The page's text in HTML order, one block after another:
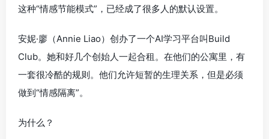
这种“情感节能模式”，已经成了很多人的默认设置。
安妮·廖（Annie Liao）创办了一个AI学习平台叫Build
Club。她和好几个创始人一起合租。在他们的公寓里，有
一套很冷酷的规则。他们允许短暂的生理关系，但是必须
做到“情感隔离”。
为什么？